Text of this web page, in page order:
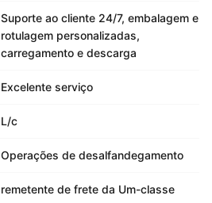
Suporte ao cliente 24/7, embalagem e
rotulagem personalizadas,
carregamento e descarga
Excelente serviço
L/c
Operações de desalfandegamento
remetente de frete da Um-classe